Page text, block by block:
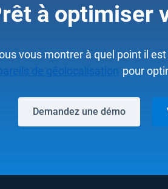
à optimiser
vous montrer à quel point il
de géolocalisation pour
Demandez une démo